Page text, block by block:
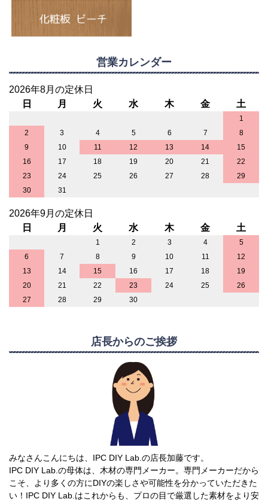
営業カレンダー
2026年8月の定休日
日
月 火 水 木 金 土
1
2
3 4 5 6 7
8
9
10 11 12 13 14
15
16
17 18 19 20 21
22
23
24 25 26 27 28
29
30
31
2026年9月の定休日
日
月 火 水 木 金 土
1 2 3 4
5
6
7 8 9 10 11
12
13
14 15 16 17 18
19
20
21 22 23 24 25
26
27
28 29 30
店長からのご挨拶
みなさんこんにちは、IPC DIY Lab.の店長加藤です。
IPC DIY Lab.の母体は、木材の専門メーカー。専門メーカーだから
こそ、より多くの方にDIYの楽しさや可能性を分かっていただきた
い！IPC DIY Lab.はこれからも、プロの目で厳選した素材をより安